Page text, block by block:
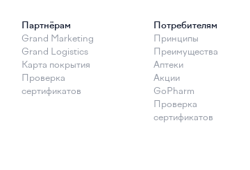
Партнёрам
Grand Marketing
Grand Logistics
Карта покрытия
Проверка
сертификатов
Потребителям
Принципы
Преимущества
Аптеки
Акции
GoPharm
Проверка
сертификатов